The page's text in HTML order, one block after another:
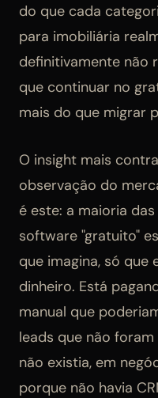
do que cada
para imobiliária
definitivamente não
que continuar no
mais do que migrar
O insight mais
observação do
é este: a maioria
software "gratuito"
que imagina, só
dinheiro. Está
manual que
leads que não
não existia, em
porque não havia